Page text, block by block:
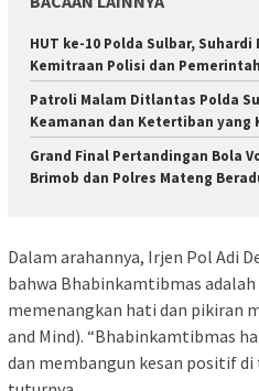
HUT ke-10 Polda Sulbar,
Kemitraan Polisi dan Pemerintah
Patroli Malam Ditlantas Polda
Keamanan dan Ketertiban yang
Grand Final Pertandingan Bola
Brimob dan Polres Mateng
Dalam arahannya, Irjen Pol Adi
bahwa Bhabinkamtibmas
memenangkan hati dan pikiran
and Mind). “Bhabinkamtibmas
dan membangun kesan positif di